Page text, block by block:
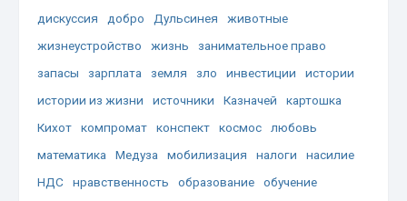
дискуссия
добро Дульсинея
животные
жизнеустройство
жизнь
занимательное право
запасы
зарплата земля зло инвестиции
истории
истории из жизни
источники Казначей
картошка
Кихот
компромат конспект космос
любовь
математика
Медуза мобилизация налоги
насилие
НДС
нравственность образование
обучение